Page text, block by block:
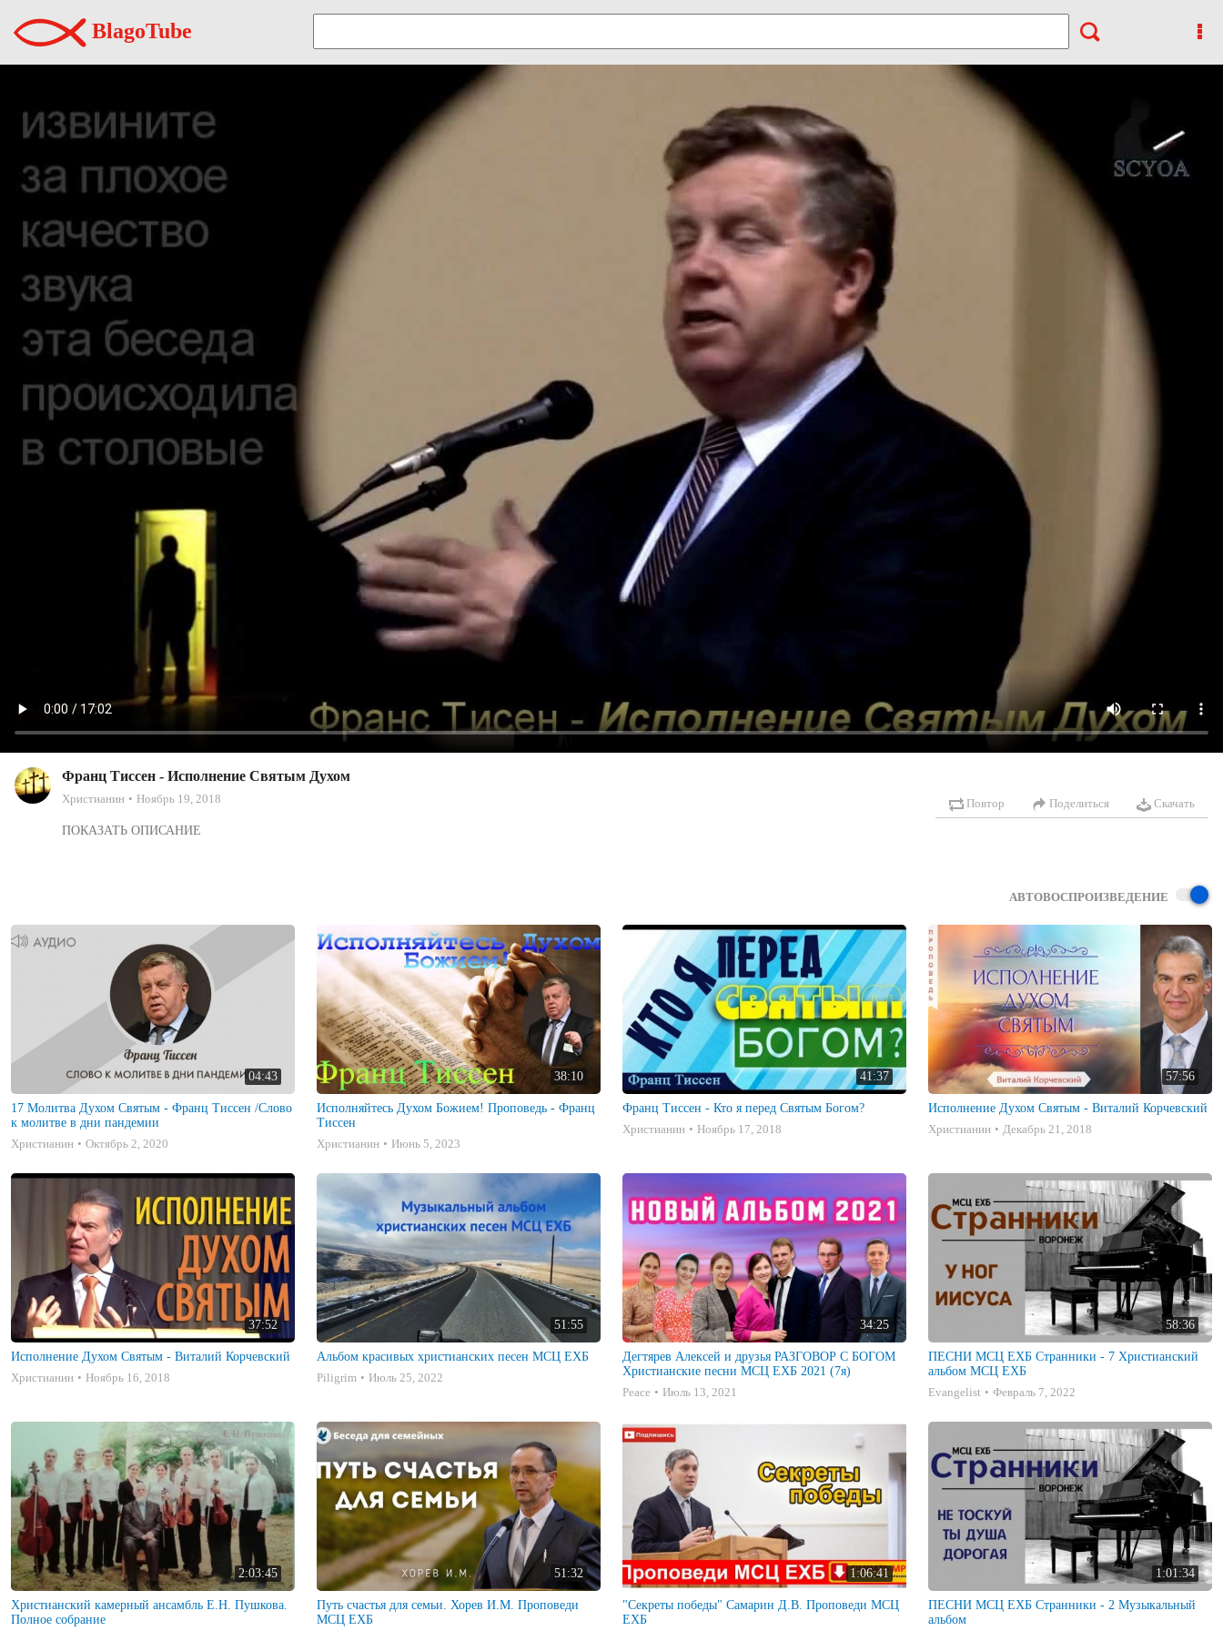
BlagoTube
Франц Тиссен - Исполнение Святым Духом
Христианин Ноябрь 19, 2018 Повтор Поделиться Скачать
АВТОВОСПРОИЗВЕДЕНИЕ
04:43
17 Молитва Духом Святым - Франц Тиссен /Слово
к молитве в дни пандемии
Христианин
Октябрь 2, 2020
38:10
Исполняйтесь Духом Божием! Проповедь - Франц
Тиссен
Христианин
Июнь 5, 2023
41:37
Франц Тиссен - Кто я перед Святым Богом?
Христианин
Ноябрь 17, 2018
57:56
Исполнение Духом Святым - Виталий Корчевский
Христианин
Декабрь 21, 2018
37:52
Исполнение Духом Святым - Виталий Корчевский
Христианин
Ноябрь 16, 2018
51:55
Альбом красивых христианских песен МСЦ ЕХБ
Piligrim
Июль 25, 2022
34:25
Дегтярев Алексей и друзья РАЗГОВОР С БОГОМ
Христианские песни МСЦ ЕХБ 2021 (7я)
Peace
Июль 13, 2021
58:36
ПЕСНИ МСЦ ЕХБ Странники - 7 Христианский
альбом МСЦ ЕХБ
Evangelist
Февраль 7, 2022
2:03:45
Христианский камерный ансамбль Е.Н. Пушкова.
Полное собрание
51:32
Путь счастья для семьи. Хорев И.М. Проповеди
МСЦ ЕХБ
1:06:41
"Секреты победы" Самарин Д.В. Проповеди МСЦ
ЕХБ
1:01:34
ПЕСНИ МСЦ ЕХБ Странники - 2 Музыкальный
альбом